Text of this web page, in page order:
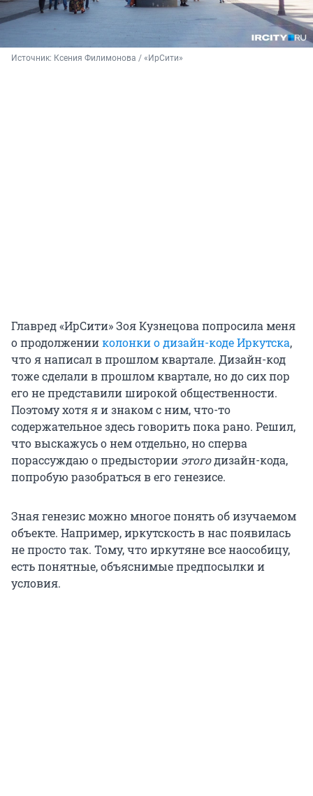
Источник: Ксения Филимонова / «ИрСити»
Главред «ИрСити» Зоя Кузнецова попросила меня
о продолженииколонки о дизайн-коде Иркутска,
что я написал в прошлом квартале. Дизайн-код
тоже сделали в прошлом квартале, но до сих пор
его не представили широкой общественности.
Поэтому хотя я и знаком с ним, что-то
содержательное здесь говорить пока рано. Решил,
что выскажусь о нем отдельно, но сперва
порассуждаю о предыстории этогодизайн-кода,
попробую разобраться в его генезисе.
Зная генезис можно многое понять об изучаемом
объекте. Например, иркутскость в нас появилась
не просто так. Тому, что иркутяне все наособицу,
есть понятные, объяснимые предпосылки и
условия.